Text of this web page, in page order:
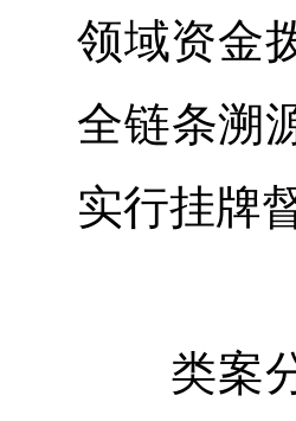
领域资金
全链条溯
实行挂牌
类案分